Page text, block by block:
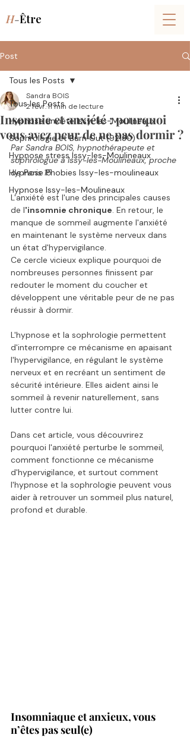
H-Être
Post
Tous les Posts
Hypnose anxiété Issy-les-Moulineaux
Sophrologie et Burn Out (92130)
Hypnose stress Issy-les-Moulineaux
Hypnose Phobies Issy-les-moulineaux
Hypnose Issy-les-Moulineaux
Tous les Posts
Insomnie et anxiété : pourquoi
vous avez peur de ne pas dormir ?
Sandra BOIS
2 févr.11 min de lecture
Par Sandra BOIS, hypnothérapeute et
sophrologue à Issy-les-Moulineaux, proche
de Paris 15
L'anxiété est l'une des principales causes
de l'insomnie chronique. En retour, le
manque de sommeil augmente l'anxiété
en maintenant le système nerveux dans
un état d'hypervigilance.
Ce cercle vicieux explique pourquoi de
nombreuses personnes finissent par
redouter le moment du coucher et
développent une véritable peur de ne pas
réussir à dormir.
L'hypnose et la sophrologie permettent
d'interrompre ce mécanisme en apaisant
l'hypervigilance, en régulant le système
nerveux et en recréant un sentiment de
sécurité intérieure. Elles aident ainsi le
sommeil à revenir naturellement, sans
lutter contre lui.
Dans cet article, vous découvrirez
pourquoi l'anxiété perturbe le sommeil,
comment fonctionne ce mécanisme
d'hypervigilance, et surtout comment
l'hypnose et la sophrologie peuvent vous
aider à retrouver un sommeil plus naturel,
profond et durable.
Insomniaque et anxieux, vous
n’êtes pas seul(e)